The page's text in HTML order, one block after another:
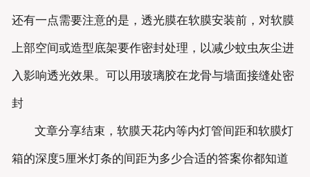
还有一点需要注意的是，透光膜在软膜安装前，对软膜
上部空间或造型底架要作密封处理，以减少蚊虫灰尘进
入影响透光效果。可以用玻璃胶在龙骨与墙面接缝处密
封
文章分享结束，软膜天花内等内灯管间距和软膜灯
箱的深度5厘米灯条的间距为多少合适的答案你都知道